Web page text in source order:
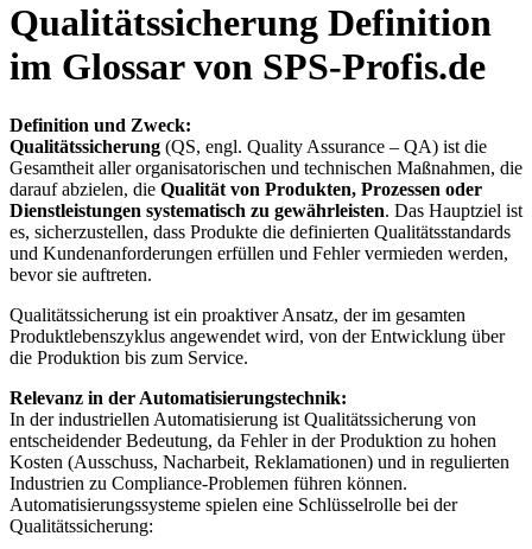
Qualitätssicherung Definition
im Glossar von SPS-Profis.de
Definition und Zweck:
Qualitätssicherung (QS, engl. Quality Assurance – QA) ist die
Gesamtheit aller organisatorischen und technischen Maßnahmen, die
darauf abzielen, die Qualität von Produkten, Prozessen oder
Dienstleistungen systematisch zu gewährleisten. Das Hauptziel ist
es, sicherzustellen, dass Produkte die definierten Qualitätsstandards
und Kundenanforderungen erfüllen und Fehler vermieden werden,
bevor sie auftreten.
Qualitätssicherung ist ein proaktiver Ansatz, der im gesamten
Produktlebenszyklus angewendet wird, von der Entwicklung über
die Produktion bis zum Service.
Relevanz in der Automatisierungstechnik:
In der industriellen Automatisierung ist Qualitätssicherung von
entscheidender Bedeutung, da Fehler in der Produktion zu hohen
Kosten (Ausschuss, Nacharbeit, Reklamationen) und in regulierten
Industrien zu Compliance-Problemen führen können.
Automatisierungssysteme spielen eine Schlüsselrolle bei der
Qualitätssicherung: